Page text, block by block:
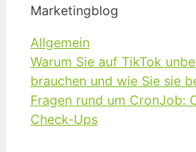
Marketingblog
Kategorien
Allgemein
Warum Sie auf TikTok
brauchen und wie Sie sie
Fragen rund um CronJob:
Check-Ups